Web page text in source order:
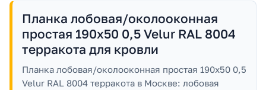
Планка лобовая/околооконная
простая 190х50 0,5 Velur RAL 8004
терракота для кровли
Планка лобовая/околооконная простая 190х50 0,5
Velur RAL 8004 терракота в Москве: лобовая